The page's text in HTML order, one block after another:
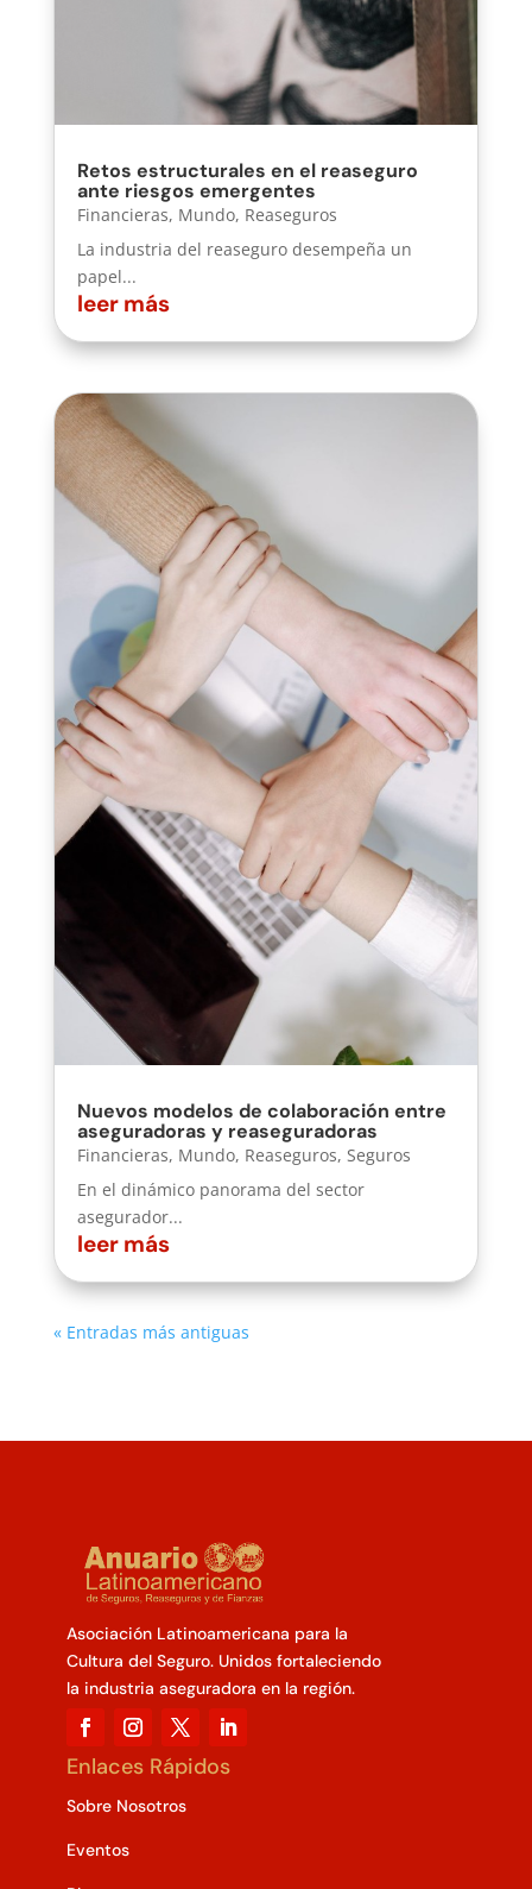
Retos estructurales en el reaseguro
ante riesgos emergentes
Financieras, Mundo, Reaseguros
La industria del reaseguro desempeña un
papel...
leer más
Nuevos modelos de colaboración entre
aseguradoras y reaseguradoras
Financieras, Mundo, Reaseguros, Seguros
En el dinámico panorama del sector
asegurador...
leer más
« Entradas más antiguas
Asociación Latinoamericana para la
Cultura del Seguro. Unidos fortaleciendo
la industria aseguradora en la región.
Enlaces Rápidos
Sobre Nosotros
Eventos